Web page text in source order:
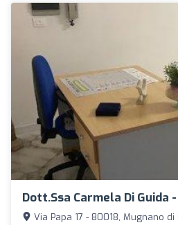
Dott.ssa Carmela Di Guida
Via Papa 17 - 80018, Mugnano di